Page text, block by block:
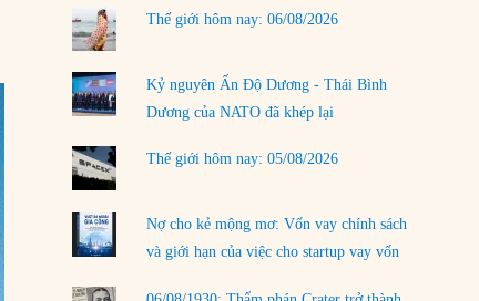
phải chịu đựng?
30/07/2026
Tập tìm cách chôn vùi bê bối chấn động vòng
tròn thân cận của mình
Thế giới hôm nay: 06/08/2026
Kỷ nguyên Ấn Độ Dương - Thái Bình
Dương của NATO đã khép lại
Thế giới hôm nay: 05/08/2026
Nợ cho kẻ mộng mơ: Vốn vay chính sách
và giới hạn của việc cho startup vay vốn